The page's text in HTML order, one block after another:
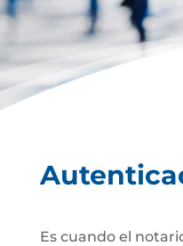
Es cuando el